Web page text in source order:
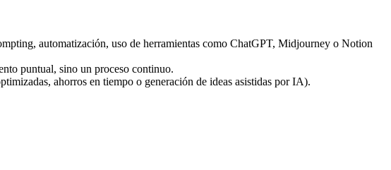
automatización, uso de herramientas como ChatGPT, Midjourney o Notion
puntual, sino un proceso continuo.
ahorros en tiempo o generación de ideas asistidas por IA).